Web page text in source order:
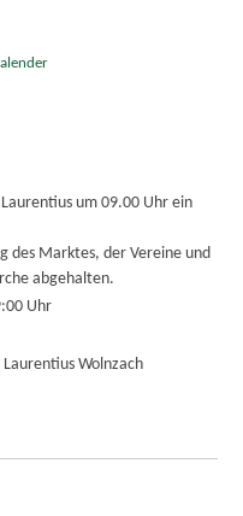
um 09.00 Uhr ein
des Marktes, der Vereine und
abgehalten.
Uhr
Wolnzach